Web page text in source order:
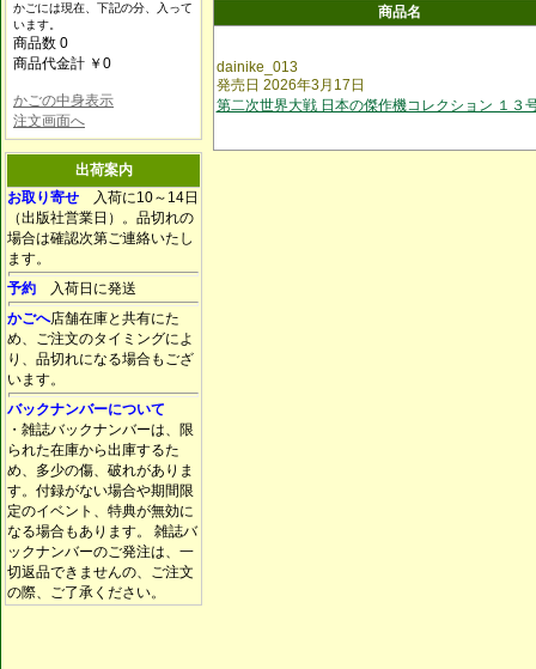
かごには現在、下記の分、入って
います。
商品数 0
商品代金計 ￥0
かごの中身表示
注文画面へ
出荷案内
お取り寄せ 入荷に10～14日
（出版社営業日）。品切れの
場合は確認次第ご連絡いたし
ます。
予約 入荷日に発送
かごへ店舗在庫と共有にた
め、ご注文のタイミングによ
り、品切れになる場合もござ
います。
バックナンバーについて
・雑誌バックナンバーは、限
られた在庫から出庫するた
め、多少の傷、破れがありま
す。付録がない場合や期間限
定のイベント、特典が無効に
なる場合もあります。 雑誌バ
ックナンバーのご発注は、一
切返品できませんの、ご注文
の際、ご了承ください。
商品名
dainike_013
発売日 2026年3月17日
第二次世界大戦 日本の傑作機コレクション １３